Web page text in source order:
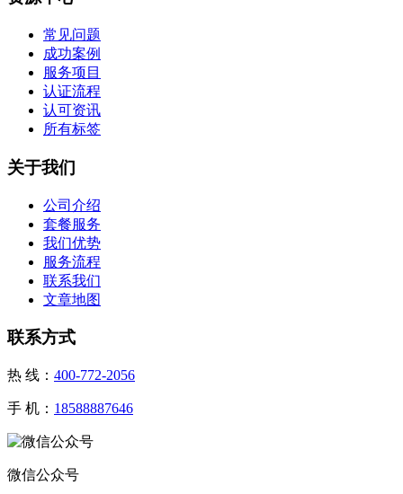
常见问题
成功案例
服务项目
认证流程
认可资讯
所有标签
关于我们
公司介绍
套餐服务
我们优势
服务流程
联系我们
文章地图
联系方式
热 线： 400-772-2056
手 机： 18588887646
微信公众号